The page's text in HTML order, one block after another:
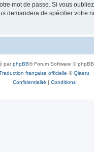
mot de passe. Si vous
de spécifier votre
parphpBB® Forum Software ©
française officielle ©Qiaeru
Confidentialité | Conditions